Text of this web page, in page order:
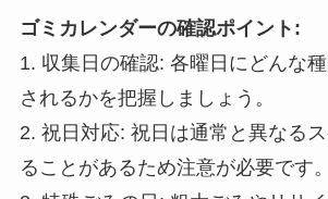
ゴミカレンダーの確認ポイント:
1. 収集日の確認: 各曜日にどんな
されるかを把握しましょう。
2. 祝日対応: 祝日は通常と異なる
ることがあるため注意が必要です。